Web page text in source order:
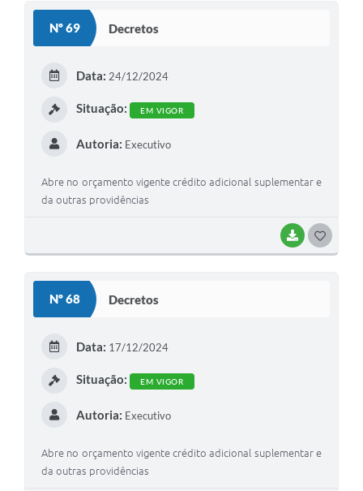
Nº 69 Decretos
BAIXAR
Data: 24/12/2024
Situação: EM VIGOR
Autoria: Executivo
Abre no orçamento vigente crédito adicional suplementar e
da outras providências
Nº 68 Decretos
Data: 17/12/2024
Situação: EM VIGOR
Autoria: Executivo
Abre no orçamento vigente crédito adicional suplementar e
da outras providências